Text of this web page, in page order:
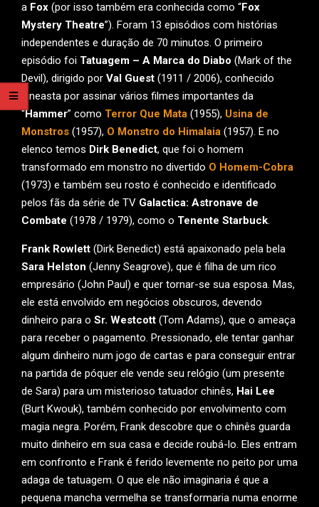
a Fox (por isso também era conhecida como “Fox
Mystery Theatre”). Foram 13 episódios com histórias
independentes e duração de 70 minutos. O primeiro
episódio foi Tatuagem – A Marca do Diabo (Mark of the
Devil), dirigido por Val Guest (1911 / 2006), conhecido
cineasta por assinar vários filmes importantes da
“Hammer” como Terror Que Mata (1955), Usina de
Monstros (1957), O Monstro do Himalaia (1957). E no
elenco temos Dirk Benedict, que foi o homem
transformado em monstro no divertido O Homem-Cobra
(1973) e também seu rosto é conhecido e identificado
pelos fãs da série de TV Galactica: Astronave de
Combate (1978 / 1979), como o Tenente Starbuck.
Frank Rowlett (Dirk Benedict) está apaixonado pela bela
Sara Helston (Jenny Seagrove), que é filha de um rico
empresário (John Paul) e quer tornar-se sua esposa. Mas,
ele está envolvido em negócios obscuros, devendo
dinheiro para o Sr. Westcott (Tom Adams), que o ameaça
para receber o pagamento. Pressionado, ele tentar ganhar
algum dinheiro num jogo de cartas e para conseguir entrar
na partida de póquer ele vende seu relógio (um presente
de Sara) para um misterioso tatuador chinês, Hai Lee
(Burt Kwouk), também conhecido por envolvimento com
magia negra. Porém, Frank descobre que o chinês guarda
muito dinheiro em sua casa e decide roubá-lo. Eles entram
em confronto e Frank é ferido levemente no peito por uma
adaga de tatuagem. O que ele não imaginaria é que a
pequena mancha vermelha se transformaria numa enorme